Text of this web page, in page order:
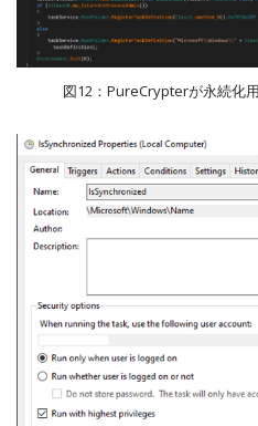
図12：PureCrypterが永続化